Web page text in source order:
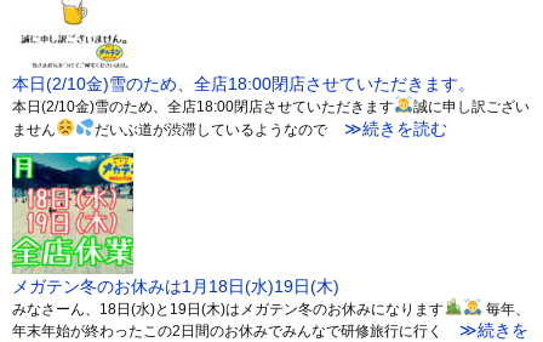
本日(2/10金)雪のため、全店18:00閉店させていただきます。
本日(2/10金)雪のため、全店18:00閉店させていただきます
誠に申し訳ござい
ません
だいぶ道が渋滞しているようなので≫続きを読む
メガテン冬のお休みは1月18日(水)19日(木)
みなさーん、18日(水)と19日(木)はメガテン冬のお休みになります
毎年、
年末年始が終わったこの2日間のお休みでみんなで研修旅行に行く
≫続きを